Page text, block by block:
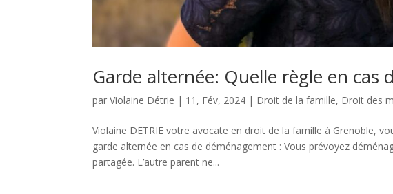
Garde alternée: Quelle règle en cas
parViolaine Détrie | 11, Fév, 2024 | Droit de la famille, Droit des
Violaine DETRIE votre avocate en droit de la famille à Grenoble,
garde alternée en cas de déménagement : Vous prévoyez
partagée. L’autre parent ne...